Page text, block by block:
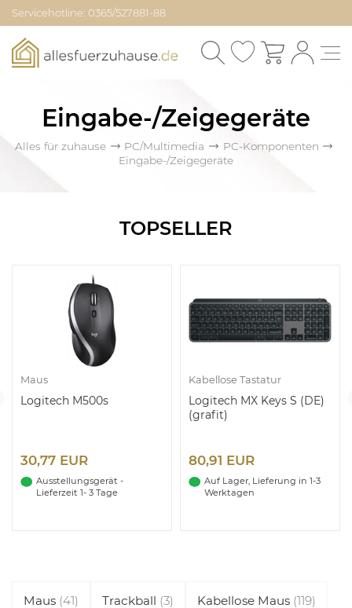
Servicehotline: 0365/527881-88
Eingabe-/Zeigegeräte
Alles für zuhause PC/Multimedia
PC-Komponenten
Eingabe-/Zeigegeräte
TOPSELLER
Maus
Logitech M500s
30,77 EUR
Ausstellungsgerät -
Lieferzeit 1- 3 Tage
Kabellose Tastatur
Logitech MX Keys S (DE)
(grafit)
80,91 EUR
Auf Lager, Lieferung in 1-3
Werktagen
Maus (41) Trackball (3) Kabellose Maus (119)